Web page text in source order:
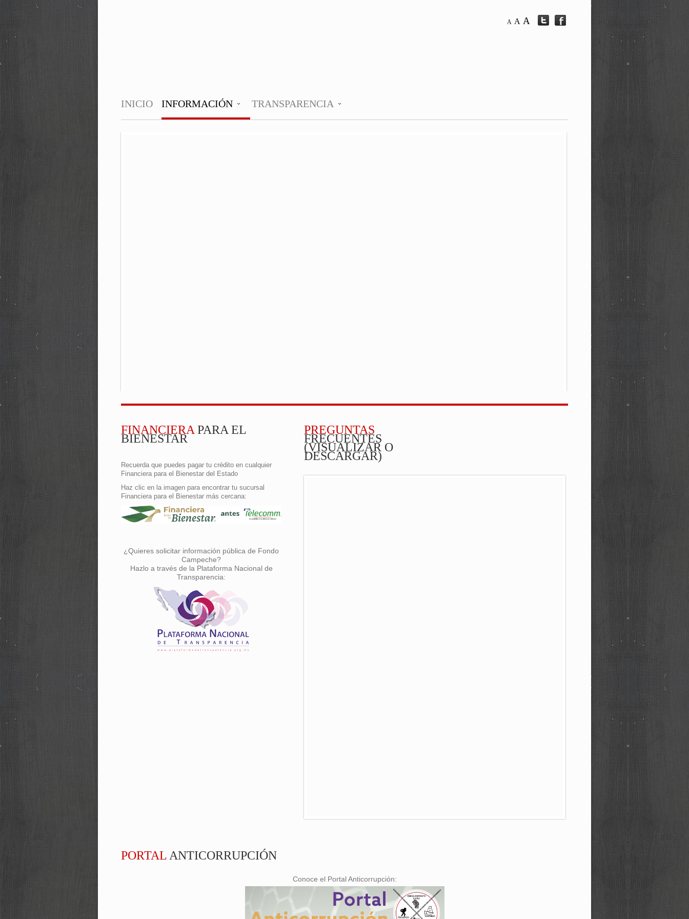
A A A
INICIO INFORMACIÓN TRANSPARENCIA
FINANCIERA PARA EL
BIENESTAR
Recuerda que puedes pagar tu crédito en cualquier
Financiera para el Bienestar del Estado
Haz clic en la imagen para encontrar tu sucursal
Financiera para el Bienestar más cercana:
¿Quieres solicitar información pública de Fondo
Campeche?
Hazlo a través de la Plataforma Nacional de
Transparencia:
PREGUNTAS
FRECUENTES
(VISUALIZAR O
DESCARGAR)
PORTAL ANTICORRUPCIÓN
Conoce el Portal Anticorrupción: